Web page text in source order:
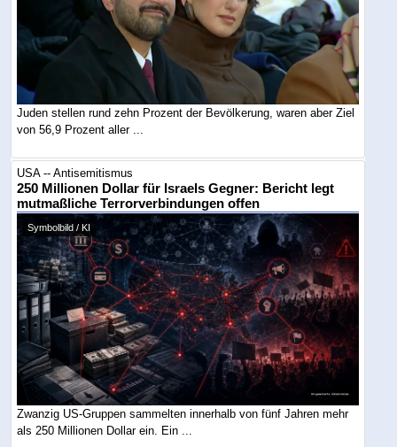
Juden stellen rund zehn Prozent der Bevölkerung, waren aber Ziel
von 56,9 Prozent aller ...
USA -- Antisemitismus
250 Millionen Dollar für Israels Gegner: Bericht legt
mutmaßliche Terrorverbindungen offen
Symbolbild / KI
Zwanzig US-Gruppen sammelten innerhalb von fünf Jahren mehr
als 250 Millionen Dollar ein. Ein ...